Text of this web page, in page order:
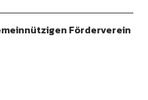
Förderverein